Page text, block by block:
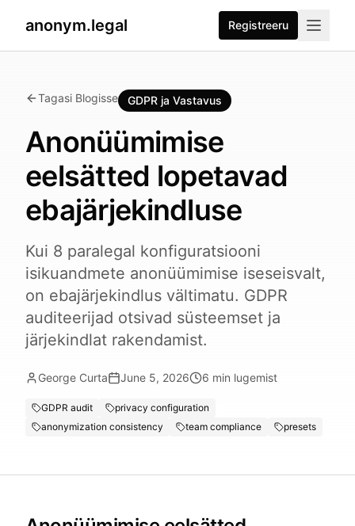
anonym.legal Registreeru
Tagasi Blogisse GDPR ja Vastavus
Anonüümimise
eelsätted lopetavad
ebajärjekindluse
Kui 8 paralegal konfiguratsiooni
isikuandmete anonüümimise iseseisvalt,
on ebajärjekindlus vältimatu. GDPR
auditeerijad otsivad süsteemset ja
järjekindlat rakendamist.
George Curta June 5, 2026 6 min lugemist
GDPR audit
privacy configuration
anonymization consistency
team compliance presets